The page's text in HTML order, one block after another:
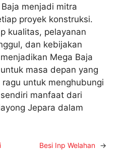
menjadi mitra
proyek konstruksi.
kualitas, pelayanan
dan kebijakan
Mega Baja
masa depan yang
untuk menghubungi
manfaat dari
Jepara dalam
Besi Inp Welahan →